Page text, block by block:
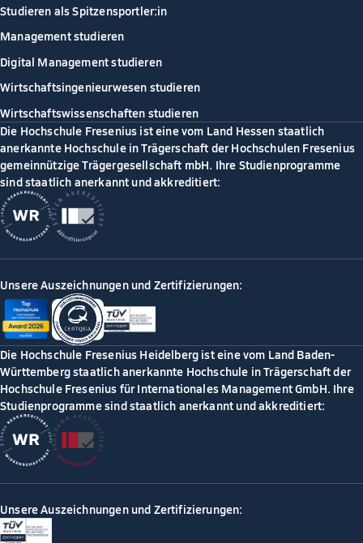
Studieren als Spitzensportler:in
Management studieren
Digital Management studieren
Wirtschaftsingenieurwesen studieren
Wirtschaftswissenschaften studieren
Die Hochschule Fresenius ist eine vom Land Hessen staatlich
anerkannte Hochschule in Trägerschaft der Hochschulen Fresenius
gemeinnützige Trägergesellschaft mbH. Ihre Studienprogramme
sind staatlich anerkannt und akkreditiert:
Unsere Auszeichnungen und Zertifizierungen:
Die Hochschule Fresenius Heidelberg ist eine vom Land Baden-
Württemberg staatlich anerkannte Hochschule in Trägerschaft der
Hochschule Fresenius für Internationales Management GmbH. Ihre
Studienprogramme sind staatlich anerkannt und akkreditiert:
Unsere Auszeichnungen und Zertifizierungen: